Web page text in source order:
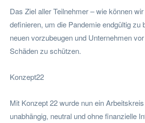
Das Ziel aller Teilnehmer – wie können
definieren, um die Pandemie endgültig zu
neuen vorzubeugen und Unternehmen
Schäden zu schützen.
Konzept22
Mit Konzept 22 wurde nun ein
unabhängig, neutral und ohne finanzielle